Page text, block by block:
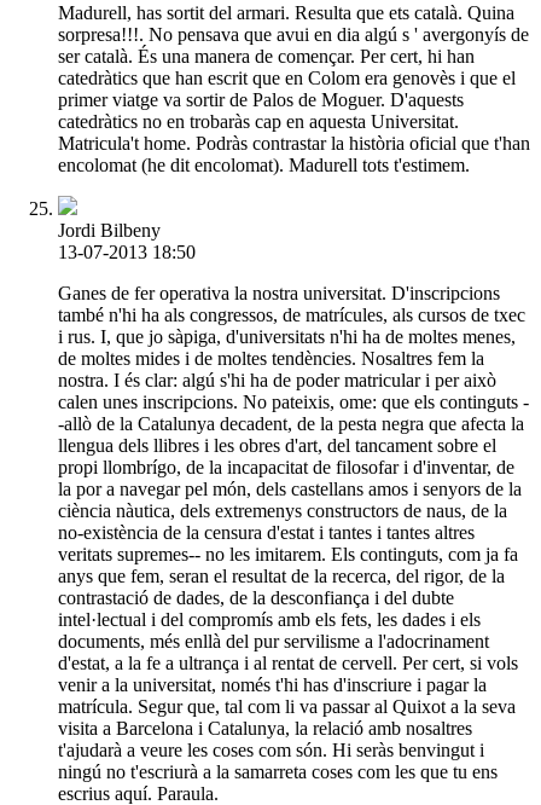
Madurell, has sortit del armari. Resulta que ets català. Quina
sorpresa!!!. No pensava que avui en dia algú s ' avergonyís de
ser català. És una manera de començar. Per cert, hi han
catedràtics que han escrit que en Colom era genovès i que el
primer viatge va sortir de Palos de Moguer. D'aquests
catedràtics no en trobaràs cap en aquesta Universitat.
Matricula't home. Podràs contrastar la història oficial que t'han
encolomat (he dit encolomat). Madurell tots t'estimem.
Jordi Bilbeny
13-07-2013 18:50
Ganes de fer operativa la nostra universitat. D'inscripcions
també n'hi ha als congressos, de matrícules, als cursos de txec
i rus. I, que jo sàpiga, d'universitats n'hi ha de moltes menes,
de moltes mides i de moltes tendències. Nosaltres fem la
nostra. I és clar: algú s'hi ha de poder matricular i per això
calen unes inscripcions. No pateixis, ome: que els continguts -
-allò de la Catalunya decadent, de la pesta negra que afecta la
llengua dels llibres i les obres d'art, del tancament sobre el
propi llombrígo, de la incapacitat de filosofar i d'inventar, de
la por a navegar pel món, dels castellans amos i senyors de la
ciència nàutica, dels extremenys constructors de naus, de la
no-existència de la censura d'estat i tantes i tantes altres
veritats supremes-- no les imitarem. Els continguts, com ja fa
anys que fem, seran el resultat de la recerca, del rigor, de la
contrastació de dades, de la desconfiança i del dubte
intel·lectual i del compromís amb els fets, les dades i els
documents, més enllà del pur servilisme a l'adocrinament
d'estat, a la fe a ultrança i al rentat de cervell. Per cert, si vols
venir a la universitat, només t'hi has d'inscriure i pagar la
matrícula. Segur que, tal com li va passar al Quixot a la seva
visita a Barcelona i Catalunya, la relació amb nosaltres
t'ajudarà a veure les coses com són. Hi seràs benvingut i
ningú no t'escriurà a la samarreta coses com les que tu ens
escrius aquí. Paraula.